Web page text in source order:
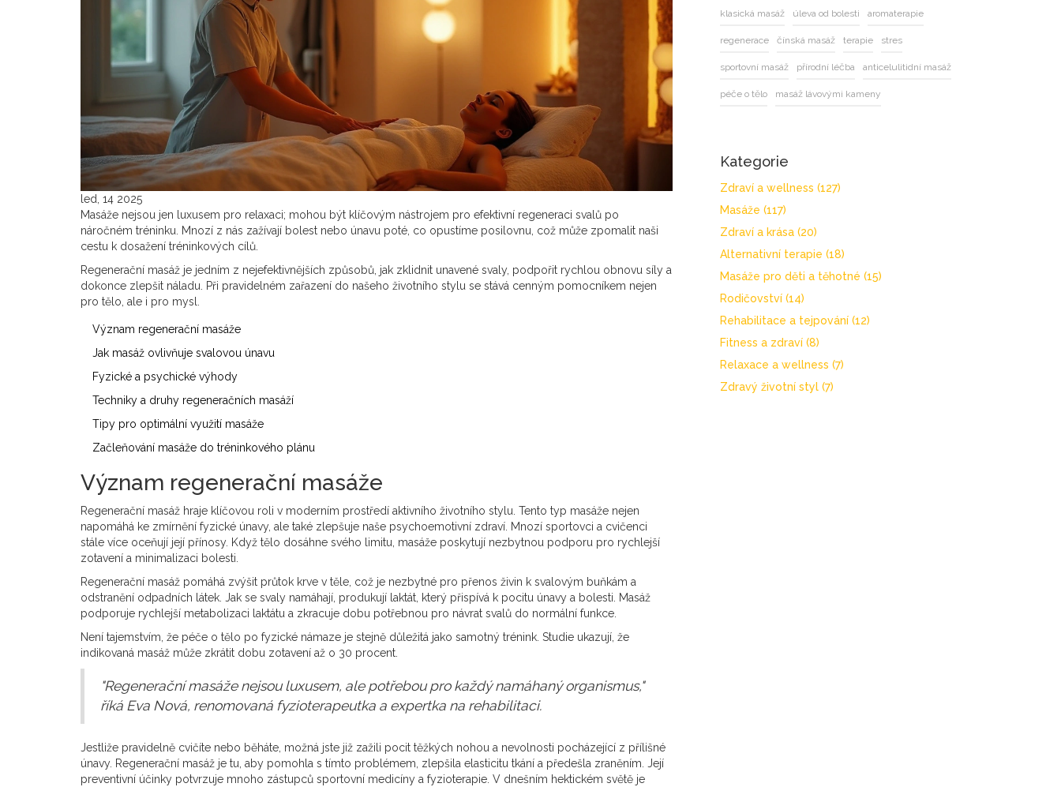
led, 14 2025
Masáže nejsou jen luxusem pro relaxaci; mohou být klíčovým nástrojem pro efektivní regeneraci svalů po
náročném tréninku. Mnozí z nás zažívají bolest nebo únavu poté, co opustíme posilovnu, což může zpomalit naši
cestu k dosažení tréninkových cílů.
Regenerační masáž je jedním z nejefektivnějších způsobů, jak zklidnit unavené svaly, podpořit rychlou obnovu síly a
dokonce zlepšit náladu. Při pravidelném zařazení do našeho životního stylu se stává cenným pomocníkem nejen
pro tělo, ale i pro mysl.
Význam regenerační masáže
Jak masáž ovlivňuje svalovou únavu
Fyzické a psychické výhody
Techniky a druhy regeneračních masáží
Tipy pro optimální využití masáže
Začleňování masáže do tréninkového plánu
Význam regenerační masáže
Regenerační masáž hraje klíčovou roli v moderním prostředí aktivního životního stylu. Tento typ masáže nejen
napomáhá ke zmírnění fyzické únavy, ale také zlepšuje naše psychoemotivní zdraví. Mnozí sportovci a cvičenci
stále více oceňují její přínosy. Když tělo dosáhne svého limitu, masáže poskytují nezbytnou podporu pro rychlejší
zotavení a minimalizaci bolesti.
Regenerační masáž pomáhá zvýšit průtok krve v těle, což je nezbytné pro přenos živin k svalovým buňkám a
odstranění odpadních látek. Jak se svaly namáhají, produkují laktát, který přispívá k pocitu únavy a bolesti. Masáž
podporuje rychlejší metabolizaci laktátu a zkracuje dobu potřebnou pro návrat svalů do normální funkce.
Není tajemstvím, že péče o tělo po fyzické námaze je stejně důležitá jako samotný trénink. Studie ukazují, že
indikovaná masáž může zkrátit dobu zotavení až o 30 procent.
"Regenerační masáže nejsou luxusem, ale potřebou pro každý namáhaný organismus,"
říká Eva Nová, renomovaná fyzioterapeutka a expertka na rehabilitaci.
Jestliže pravidelně cvičíte nebo běháte, možná jste již zažili pocit těžkých nohou a nevolnosti pocházející z přílišné
únavy. Regenerační masáž je tu, aby pomohla s tímto problémem, zlepšila elasticitu tkání a předešla zraněním. Její
preventivní účinky potvrzuje mnoho zástupců sportovní medicíny a fyzioterapie. V dnešním hektickém světě je
klasická masáž úleva od bolesti aromaterapie
regenerace čínská masáž terapie stres
sportovní masáž přírodní léčba anticelulitidní masáž
péče o tělo masáž lávovými kameny
Kategorie
Zdraví a wellness (127)
Masáže (117)
Zdraví a krása (20)
Alternativní terapie (18)
Masáže pro děti a těhotné (15)
Rodičovství (14)
Rehabilitace a tejpování (12)
Fitness a zdraví (8)
Relaxace a wellness (7)
Zdravý životní styl (7)